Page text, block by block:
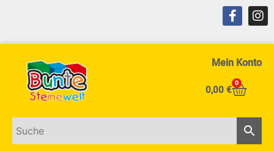
Mein Konto
0,00 €
0